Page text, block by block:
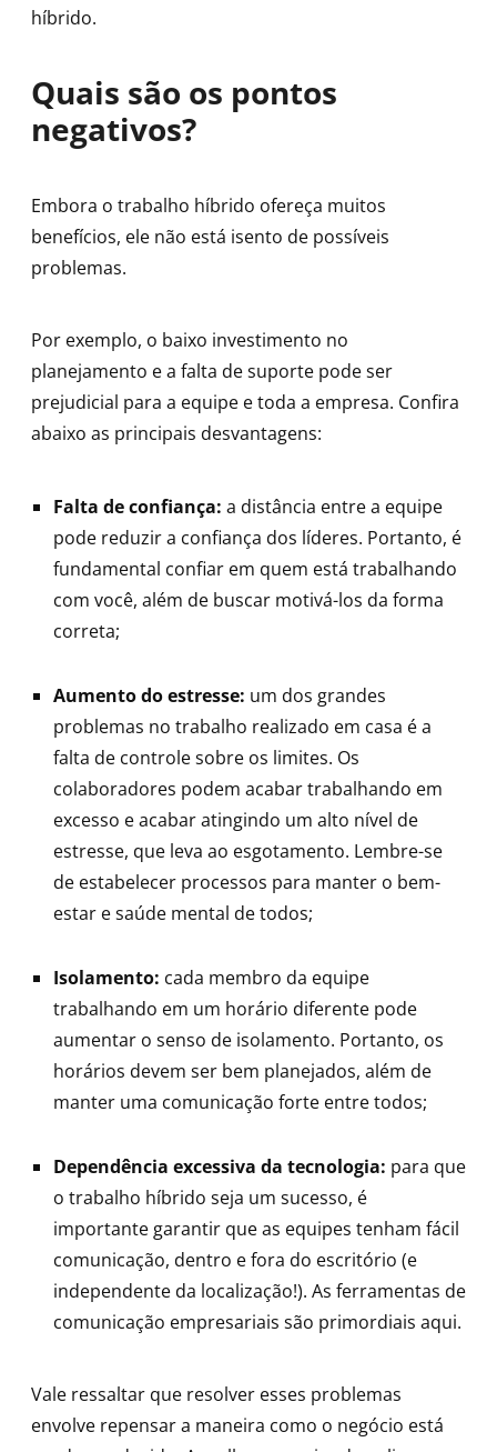
híbrido.
Quais são os pontos
negativos?
Embora o trabalho híbrido ofereça muitos
benefícios, ele não está isento de possíveis
problemas.
Por exemplo, o baixo investimento no
planejamento e a falta de suporte pode ser
prejudicial para a equipe e toda a empresa. Confira
abaixo as principais desvantagens:
Falta de confiança: a distância entre a equipe
pode reduzir a confiança dos líderes. Portanto, é
fundamental confiar em quem está trabalhando
com você, além de buscar motivá-los da forma
correta;
Aumento do estresse: um dos grandes
problemas no trabalho realizado em casa é a
falta de controle sobre os limites. Os
colaboradores podem acabar trabalhando em
excesso e acabar atingindo um alto nível de
estresse, que leva ao esgotamento. Lembre-se
de estabelecer processos para manter o bem-
estar e saúde mental de todos;
Isolamento: cada membro da equipe
trabalhando em um horário diferente pode
aumentar o senso de isolamento. Portanto, os
horários devem ser bem planejados, além de
manter uma comunicação forte entre todos;
Dependência excessiva da tecnologia: para que
o trabalho híbrido seja um sucesso, é
importante garantir que as equipes tenham fácil
comunicação, dentro e fora do escritório (e
independente da localização!). As ferramentas de
comunicação empresariais são primordiais aqui.
Vale ressaltar que resolver esses problemas
envolve repensar a maneira como o negócio está